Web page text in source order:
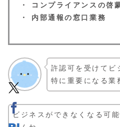
・ コンプライアンスの啓
・ 内部通報の窓口業務
許認可を受けてビ
特に重要になる業
ビジネスができなくなる可